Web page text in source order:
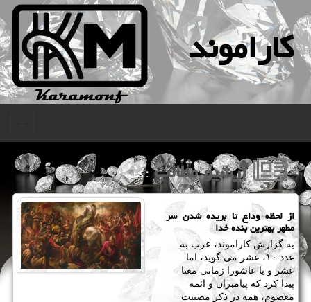
كاراموند
آرشیو مطالب : كتاب
از لحظه وداع تا بریده شدن سر
مطهر بهترین بنده خدا
به گزارش کاراموند، عرب به
عدد ۱۰، عشر می گوید، اما
عشر و یا عاشورا زمانی معنا
پیدا کرد که پیامبران و ائمه
معصوم، همه در ذکر مصیبت